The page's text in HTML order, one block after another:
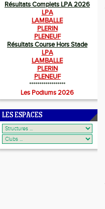
Résultats Complets LPA 2026
LPA
LAMBALLE
PLERIN
PLENEUF
Résultats Course Hors Stade
LPA
LAMBALLE
PLERIN
PLENEUF
******************
Les Podiums 2026
LES ESPACES